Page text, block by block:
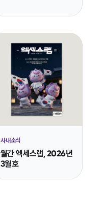
사내소식
월간 엑세스랩, 2026년
3월호